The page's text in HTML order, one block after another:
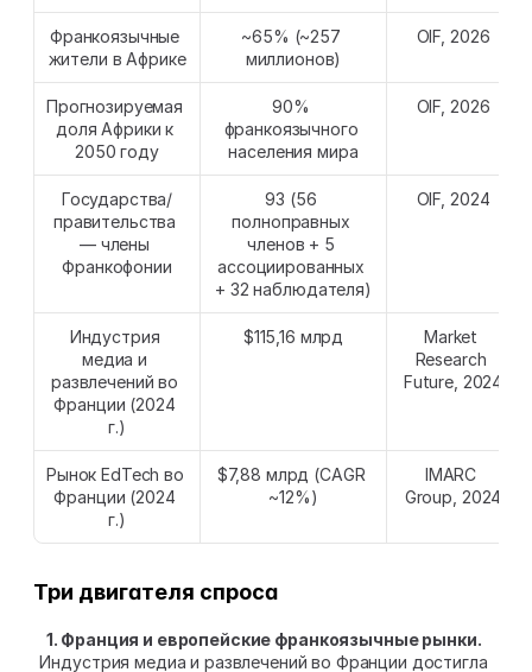
Франкоязычные
жители в Африке
~65% (~257
миллионов)
OIF, 2026
Прогнозируемая
доля Африки к
2050 году
90%
франкоязычного
населения мира
OIF, 2026
Государства/
правительства
— члены
Франкофонии
93 (56
полноправных
членов + 5
ассоциированных
+ 32 наблюдателя)
OIF, 2024
Индустрия
медиа и
развлечений во
Франции (2024
г.)
$115,16 млрд
Market
Research
Future, 2024
Рынок EdTech во
Франции (2024
г.)
$7,88 млрд (CAGR
~12%)
IMARC
Group, 2024
Три двигателя спроса
1. Франция и европейские франкоязычные рынки.